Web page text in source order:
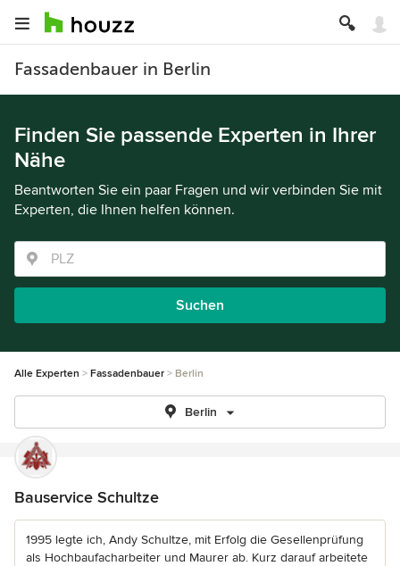
Fassadenbauer in Berlin
Finden Sie passende Experten in Ihrer
Nähe
Beantworten Sie ein paar Fragen und wir verbinden Sie mit
Experten, die Ihnen helfen können.
Suchen
Alle Experten Fassadenbauer Berlin
Berlin
Bauservice Schultze
1995 legte ich, Andy Schultze, mit Erfolg die Gesellenprüfung
als Hochbaufacharbeiter und Maurer ab. Kurz darauf arbeitete